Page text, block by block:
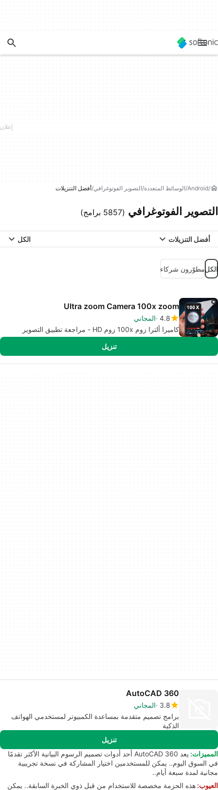
Android الوسائط المتعددة التصوير الفوتوغرافي أفضل التنزيلات
التصوير الفوتوغرافي (5857 برامج)
أفضل التنزيلات الكل
الكلمطوّرون شركاء
Ultra zoom Camera 100x zoom
4.8 المجاني
كاميرا ألترا زوم 100x زوم HD - مراجعة تطبيق التصوير
تنزيل
AutoCAD 360
3.8 المجاني
برامج تصميم متقدمة بمساعدة الكمبيوتر لمستخدمي الهواتف
الذكية
تنزيل
المميزات:
يعد AutoCAD 360 أحد أدوات تصميم الرسوم البيانية الأكثر تقدمًا
في السوق اليوم.. يمكن للمستخدمين اختيار المشاركة في نسخة تجريبية
مجانية لمدة سبعة أيام..
العيوب: هذه الحزمة مخصصة للاستخدام من قبل ذوي الخبرة السابقة.. يمكن